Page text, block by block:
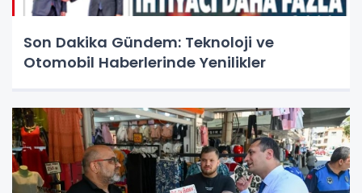
Son Dakika Gündem: Teknoloji ve
Otomobil Haberlerinde Yenilikler